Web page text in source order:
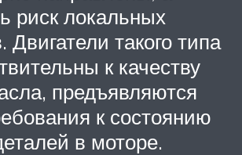
риск локальных
Двигатели такого типа
к качеству
предъявляются
к состоянию
в моторе.